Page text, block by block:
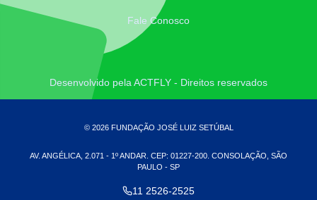
Fale Conosco
Desenvolvido pela ACTFLY - Direitos reservados
© 2026 FUNDAÇÃO JOSÉ LUIZ SETÚBAL
AV. ANGÉLICA, 2.071 - 1º ANDAR. CEP: 01227-200. CONSOLAÇÃO, SÃO
PAULO - SP
11 2526-2525